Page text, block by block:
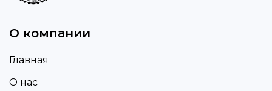
О компании
Главная
О нас